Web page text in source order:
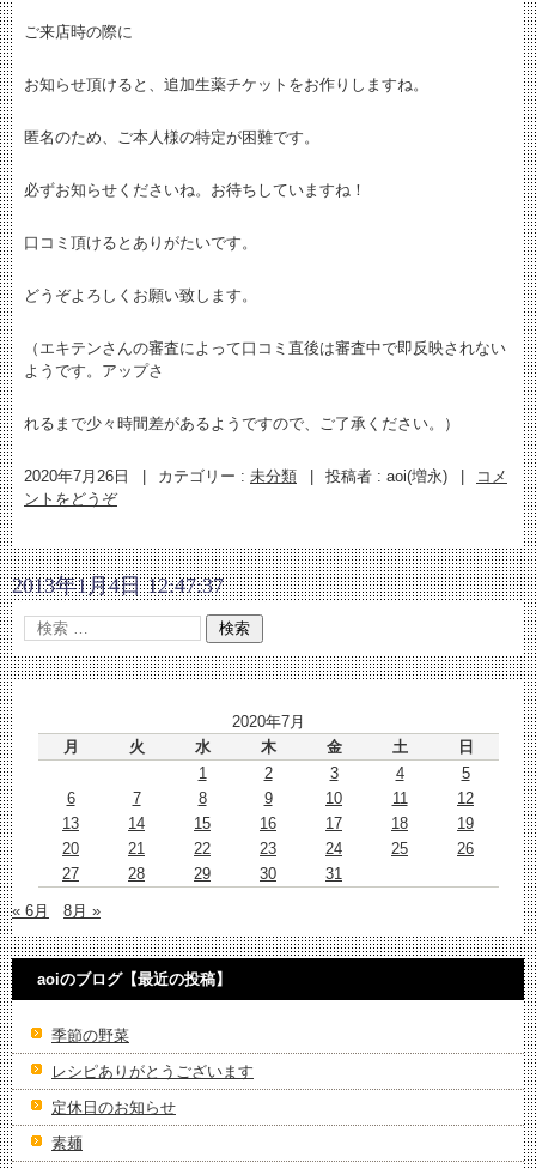
ご来店時の際に
お知らせ頂けると、追加生薬チケットをお作りしますね。
匿名のため、ご本人様の特定が困難です。
必ずお知らせくださいね。お待ちしていますね！
口コミ頂けるとありがたいです。
どうぞよろしくお願い致します。
（エキテンさんの審査によって口コミ直後は審査中で即反映されない
ようです。アップさ
れるまで少々時間差があるようですので、ご了承ください。）
2020年7月26日 カテゴリー : 未分類 投稿者 : aoi(増永)
コメ
ントをどうぞ
2013年1月4日 12:47:37
2020年7月
月
火 水 木 金 土
日
1
2 3 4
5
6
7 8 9 10 11
12
13
14 15 16 17 18
19
20
21 22 23 24 25
26
27
28 29 30 31
« 6月 8月 »
aoiのブログ【最近の投稿】
季節の野菜
レシピありがとうございます
定休日のお知らせ
素麺